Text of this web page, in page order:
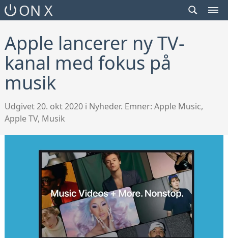
ON X
TOGGLE
Apple lancerer ny TV-
kanal med fokus på
musik
Udgivet 20. okt 2020 i Nyheder. Emner: Apple Music,
Apple TV, Musik